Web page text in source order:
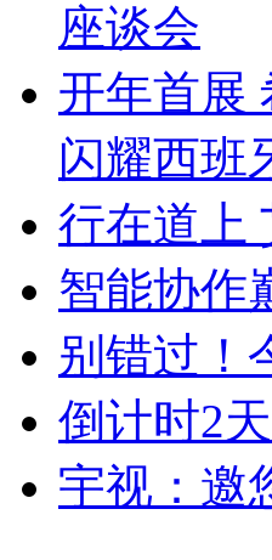
座谈会
开年首展
闪耀西班
行在道上
智能协作
别错过！
倒计时2
宇视：邀